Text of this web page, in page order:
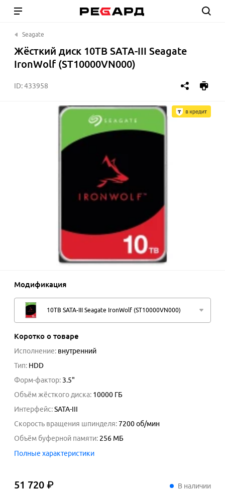
Seagate
Жёсткий диск 10TB SATA-III Seagate
IronWolf (ST10000VN000)
ID:433958
Модификация
10TB SATA-III Seagate IronWolf (ST10000VN000)
Коротко о товаре
Исполнение: внутренний
Тип: HDD
Форм-фактор: 3.5"
Объём жёсткого диска: 10000 ГБ
Интерфейс:SATA-III
Скорость вращения шпинделя:7200 об/мин
Объём буферной памяти: 256 МБ
Полные характеристики
51 720 ₽51 720 ₽ В наличии